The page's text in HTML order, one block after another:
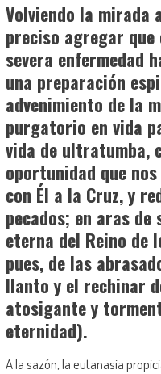
Volviendo la mirada
preciso agregar que
severa enfermedad
una preparación
advenimiento de la
purgatorio en vida
vida de ultratumba,
oportunidad que
con Él a la Cruz, y
pecados; en aras
eterna del Reino de
pues, de las
llanto y el rechinar
atosigante y
eternidad).
A la sazón, la eutanasia